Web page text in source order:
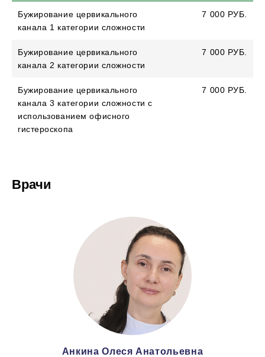
Бужирование цервикального
канала 1 категории сложности
7 000 РУБ.
Бужирование цервикального
канала 2 категории сложности
7 000 РУБ.
Бужирование цервикального
канала 3 категории сложности с
использованием офисного
гистероскопа
7 000 РУБ.
Врачи
Анкина Олеся Анатольевна